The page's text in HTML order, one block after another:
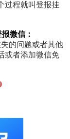
过程就叫登报挂
微信：
的问题或者其他
或者添加微信免